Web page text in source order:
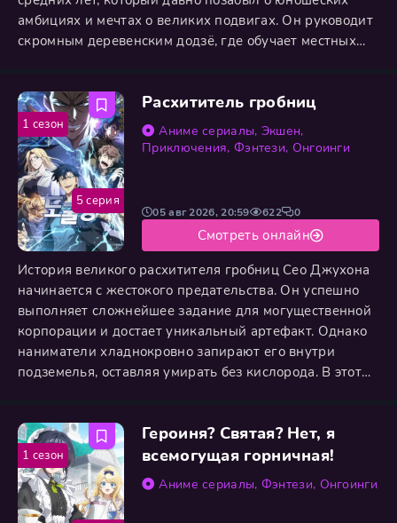
амбициях и мечтах о великих подвигах. Он руководит
скромным деревенским додзё, где обучает местных
пока на его пороге не появляется бывшая
воспитанница Аллусия. Прошло много лет, и теперь
эта хрупкая в прошлом девочка
Расхититель гробниц
Аниме сериалы, Экшен,
Приключения, Фэнтези, Онгоинги
История великого расхитителя гробниц Сео Джухона
начинается с жестокого предательства. Он успешно
выполняет сложнейшее задание для могущественной
корпорации и достает уникальный артефакт. Однако
наниматели хладнокровно запирают его внутри
подземелья, оставляя умирать без кислорода. В этот
себя в собственном молодом теле, перенесшись в
прошлое на пятнадцать лет назад. Он сохраняет
абсолютно все
05 авг 2026, 20:59 622 0
Смотреть онлайн
5 серия
1 сезон
Героиня? Святая? Нет, я
всемогущая горничная!
Аниме сериалы, Фэнтези, Онгоинги
1 сезон